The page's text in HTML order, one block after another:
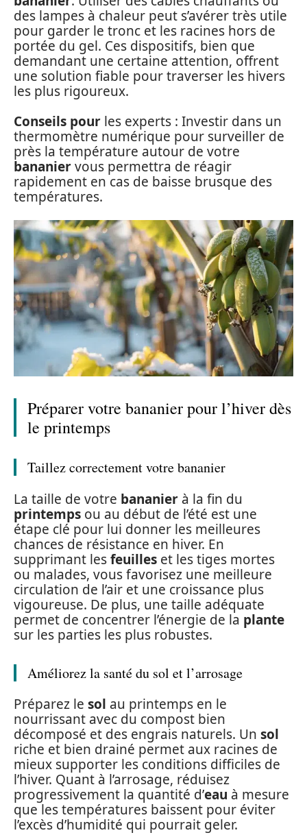
des lampes à chaleur peut s’avérer très utile
pour garder le tronc et les racines hors de
portée du gel. Ces dispositifs, bien que
demandant une certaine attention, offrent
une solution fiable pour traverser les hivers
les plus rigoureux.
Conseils pour les experts : Investir dans un
thermomètre numérique pour surveiller de
près la température autour de votre
bananiervous permettra de réagir
rapidement en cas de baisse brusque des
températures.
Préparer votre bananier pour l’hiver dès
le printemps
Taillez correctement votre bananier
La taille de votre bananier à la fin du
printemps ou au début de l’été est une
étape clé pour lui donner les meilleures
chances de résistance en hiver. En
supprimant lesfeuilles et les tiges mortes
ou malades, vous favorisez une meilleure
circulation de l’air et une croissance plus
vigoureuse. De plus, une taille adéquate
permet de concentrer l’énergie de la plante
sur les parties les plus robustes.
Améliorez la santé du sol et l’arrosage
Préparez le sol au printemps en le
nourrissant avec du compost bien
décomposé et des engrais naturels. Un sol
riche et bien drainé permet aux racines de
mieux supporter les conditions difficiles de
l’hiver. Quant à l’arrosage, réduisez
progressivement la quantité d’eau à mesure
que les températures baissent pour éviter
l’excès d’humidité qui pourrait geler.